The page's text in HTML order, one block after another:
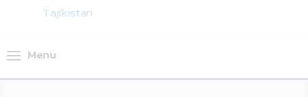
Menu
Membership
Info resources